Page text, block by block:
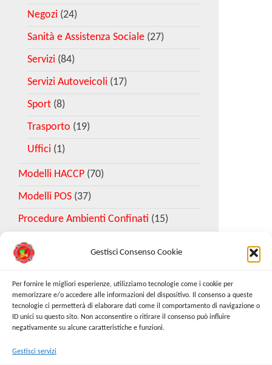
Gestisci Consenso Cookie
Per fornire le migliori esperienze, utilizziamo tecnologie come i cookie per
memorizzare e/o accedere alle informazioni del dispositivo. Il consenso a queste
tecnologie ci permetterà di elaborare dati come il comportamento di navigazione o
ID unici su questo sito. Non acconsentire o ritirare il consenso può influire
negativamente su alcune caratteristiche e funzioni.
Gestisci servizi
Negozi (24)
Sanità e Assistenza Sociale (27)
Servizi (84)
Servizi Autoveicoli (17)
Sport (8)
Trasporto (19)
Uffici (1)
Modelli HACCP (70)
Modelli POS (37)
Procedure Ambienti Confinati (15)
Richiedi Modello